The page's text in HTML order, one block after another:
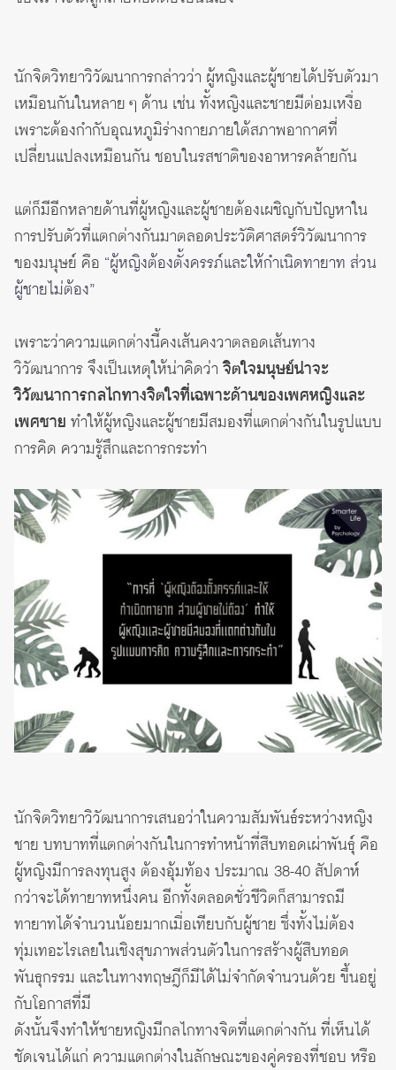
นักจิตวิทยาวิวัฒนาการกล่าวว่า ผู้หญิงและผู้ชายได้ปรับตัวมา
เหมือนกันในหลาย ๆ ด้าน เช่น ทั้งหญิงและชายมีต่อมเหงื่อ
เพราะต้องกำกับอุณหภูมิร่างกายภายใต้สภาพอากาศที่
เปลี่ยนแปลงเหมือนกัน ชอบในรสชาติของอาหารคล้ายกัน
แต่ก็มีอีกหลายด้านที่ผู้หญิงและผู้ชายต้องเผชิญกับปัญหาใน
การปรับตัวที่แตกต่างกันมาตลอดประวัติศาสตร์วิวัฒนาการ
ของมนุษย์ คือ “ผู้หญิงต้องตั้งครรภ์และให้กำเนิดทายาท ส่วน
ผู้ชายไม่ต้อง”
เพราะว่าความแตกต่างนี้คงเส้นคงวาตลอดเส้นทาง
วิวัฒนาการ จึงเป็นเหตุให้น่าคิดว่าจิตใจมนุษย์น่าจะ
วิวัฒนาการกลไกทางจิตใจที่เฉพาะด้านของเพศหญิงและ
เพศชาย ทำให้ผู้หญิงและผู้ชายมีสมองที่แตกต่างกันในรูปแบบ
การคิด ความรู้สึกและการกระทำ
นักจิตวิทยาวิวัฒนาการเสนอว่าในความสัมพันธ์ระหว่างหญิง
ชาย บทบาทที่แตกต่างกันในการทำหน้าที่สืบทอดเผ่าพันธุ์ คือ
ผู้หญิงมีการลงทุนสูง ต้องอุ้มท้อง ประมาณ 38-40 สัปดาห์
กว่าจะได้ทายาทหนึ่งคน อีกทั้งตลอดชั่วชีวิตก็สามารถมี
ทายาทได้จำนวนน้อยมากเมื่อเทียบกับผู้ชาย ซึ่งทั้งไม่ต้อง
ทุ่มเทอะไรเลยในเชิงสุขภาพส่วนตัวในการสร้างผู้สืบทอด
พันธุกรรม และในทางทฤษฎีก็มีได้ไม่จำกัดจำนวนด้วย ขึ้นอยู่
กับโอกาสที่มี
ดังนั้นจึงทำให้ชายหญิงมีกลไกทางจิตที่แตกต่างกัน ที่เห็นได้
ชัดเจนได้แก่ ความแตกต่างในลักษณะของคู่ครองที่ชอบ หรือ